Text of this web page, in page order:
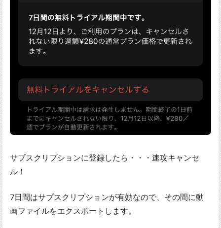
サブスクリプションに登録したら・・・速攻キャンセ
ル！
7日間はサブスクリプションが有効なので、その間に動
画ファイルをエクスポートします。